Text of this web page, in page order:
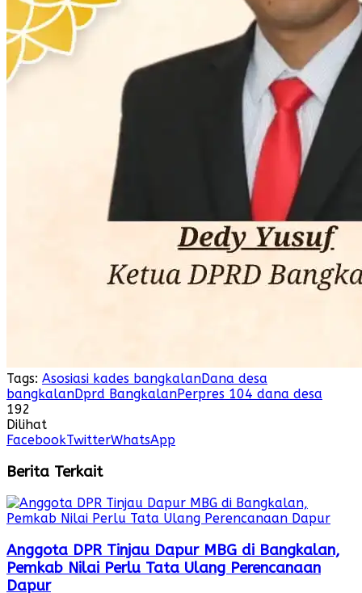
Tags: Asosiasi kades bangkalanDana desa
bangkalanDprd BangkalanPerpres 104 dana desa
192
Dilihat
FacebookTwitterWhatsApp
Berita Terkait
Anggota DPR Tinjau Dapur MBG di Bangkalan,
Pemkab Nilai Perlu Tata Ulang Perencanaan
Dapur